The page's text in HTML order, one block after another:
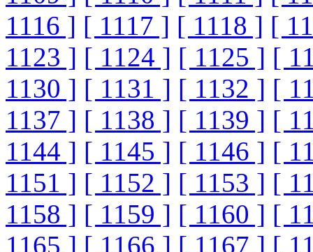
1116 ] [ 1117 ] [ 1118 ] [
1123 ] [ 1124 ] [ 1125 ] [
1130 ] [ 1131 ] [ 1132 ] [
1137 ] [ 1138 ] [ 1139 ] [
1144 ] [ 1145 ] [ 1146 ] [
1151 ] [ 1152 ] [ 1153 ] [
1158 ] [ 1159 ] [ 1160 ] [
1165 ] [ 1166 ] [ 1167 ] [